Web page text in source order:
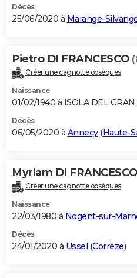
Décès
25/06/2020 à Marange-
Pietro DI FRANCESCO
Créer une cagnotte obsèques
Naissance
01/02/1940 à ISOLA DEL
Décès
06/05/2020 à Annecy(Haute-
Myriam DI FRANCESCO
Créer une cagnotte obsèques
Naissance
22/03/1980 à Nogent-sur-
Décès
24/01/2020 à Ussel (Corrèze)